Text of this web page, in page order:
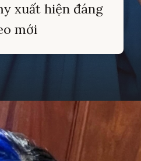
xuất hiện đáng
mới
meo-simmy